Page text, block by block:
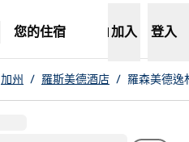
您的住宿 加入 登入
加州 / 羅斯美德酒店 / 羅森美德逸